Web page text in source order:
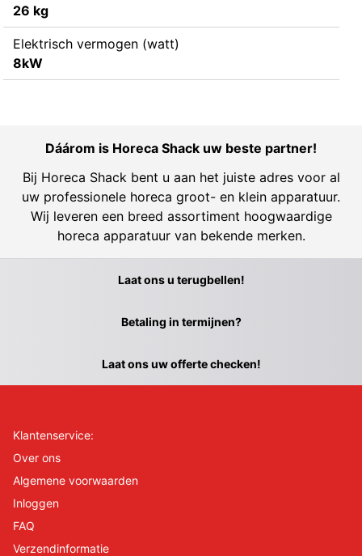
26 kg
Elektrisch vermogen (watt)
8kW
Dáárom is Horeca Shack uw beste partner!
Bij Horeca Shack bent u aan het juiste adres voor al
uw professionele horeca groot- en klein apparatuur.
Wij leveren een breed assortiment hoogwaardige
horeca apparatuur van bekende merken.
Laat ons u terugbellen!
Betaling in termijnen?
Laat ons uw offerte checken!
Klantenservice:
Over ons
Algemene voorwaarden
Inloggen
FAQ
Verzendinformatie